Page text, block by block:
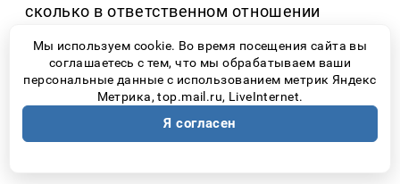
сколько в ответственном отношении
каждого человека.
Количество прочтений: 2635
Следующая новость ↓
Мы используем cookie. Во время посещения сайта вы
соглашаетесь с тем, что мы обрабатываем ваши
персональные данные с использованием метрик Яндекс
Метрика, top.mail.ru, LiveInternet.
Я согласен